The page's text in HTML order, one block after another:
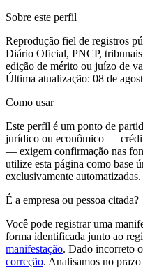
Sobre este perfil
Reprodução fiel de registros
Diário Oficial, PNCP,
edição de mérito ou juízo de
Última atualização: 08 de
Como usar
Este perfil é um ponto de
jurídico ou econômico —
— exigem confirmação nas
utilize esta página como base
exclusivamente automatizadas.
É a empresa ou pessoa citada?
Você pode registrar uma
forma identificada junto ao
manifestação. Dado incorreto
correção. Analisamos no prazo